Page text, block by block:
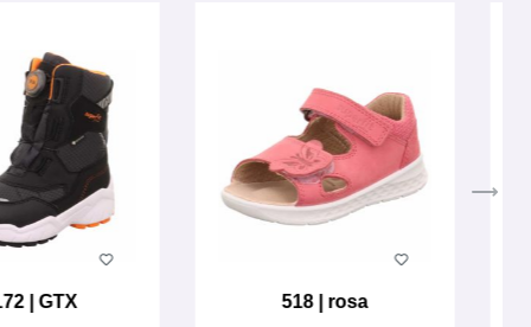
| GTX 518 | rosa